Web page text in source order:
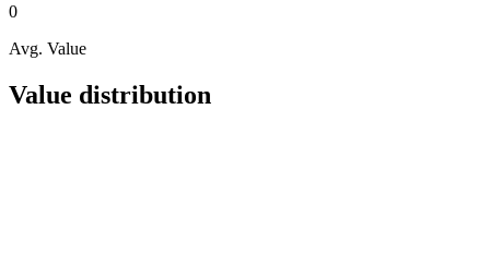
0
Avg. Value
Value distribution